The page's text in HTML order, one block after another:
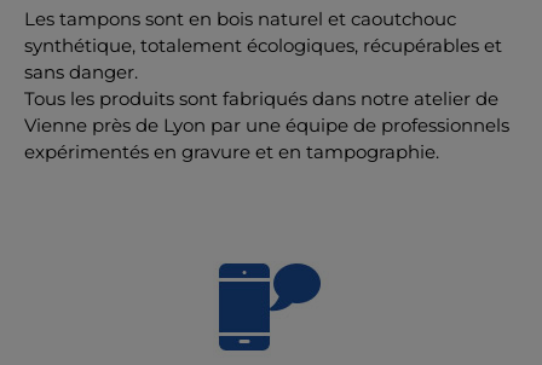
Les tampons sont en bois naturel et caoutchouc
synthétique, totalement écologiques, récupérables et
sans danger.
Tous les produits sont fabriqués dans notre atelier de
Vienne près de Lyon par une équipe de professionnels
expérimentés en gravure et en tampographie.